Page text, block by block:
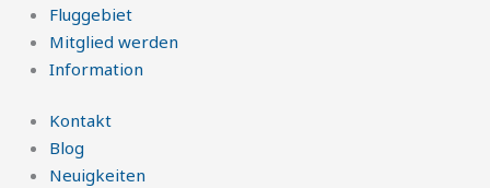
Fluggebiet
Mitglied werden
Information
Kontakt
Blog
Neuigkeiten